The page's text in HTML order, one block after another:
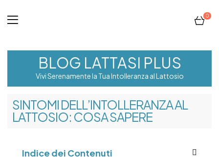
0
BLOG LATTASI PLUS
Vivi Serenamente la Tua Intolleranza al Lattosio
SINTOMI DELL’INTOLLERANZA AL
LATTOSIO: COSA SAPERE
Indice dei Contenuti